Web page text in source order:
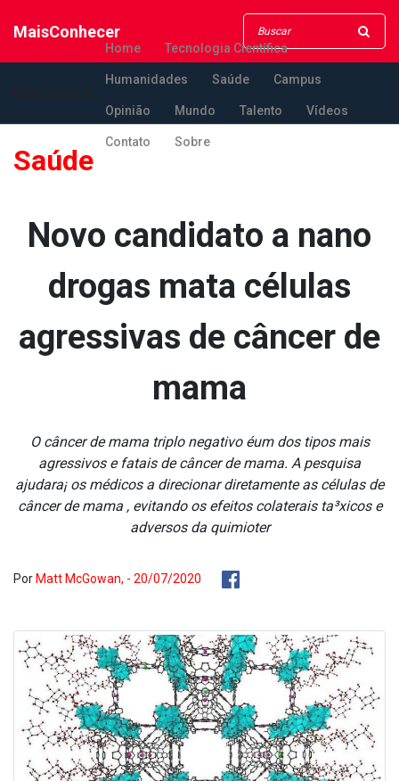
MaisConhecer
Home Tecnologia Científica
Humanidades Saúde Campus
Opinião Mundo Talento Vídeos
Contato Sobre
Saúde
Novo candidato a nano
drogas mata células
agressivas de câncer de
mama
O câncer de mama triplo negativo éum dos tipos mais
agressivos e fatais de câncer de mama. A pesquisa
ajudara¡ os médicos a direcionar diretamente as células de
câncer de mama , evitando os efeitos colaterais ta³xicos e
adversos da quimioter
Por Matt McGowan, - 20/07/2020